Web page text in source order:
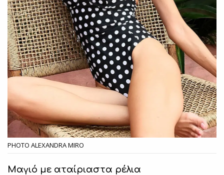
PHOTO ALEXANDRA MIRO
Μαγιό με αταίριαστα ρέλια